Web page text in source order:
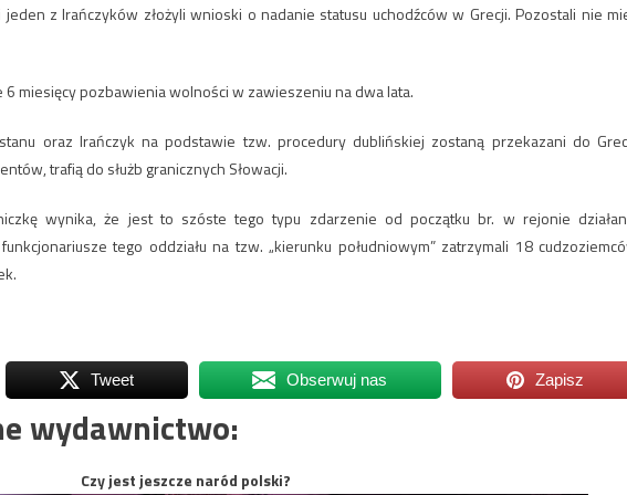
jeden z Irańczyków złożyli wnioski o nadanie statusu uchodźców w Grecji. Pozostali nie
miesięcy pozbawienia wolności w zawieszeniu na dwa lata.
oraz Irańczyk na podstawie tzw. procedury dublińskiej zostaną przekazani do
trafią do służb granicznych Słowacji.
wynika, że jest to szóste tego typu zdarzenie od początku br. w rejonie
tego oddziału na tzw. „kierunku południowym” zatrzymali 18
Tweet Obserwuj nas Zapisz
wydawnictwo:
Czy jest jeszcze naród polski?